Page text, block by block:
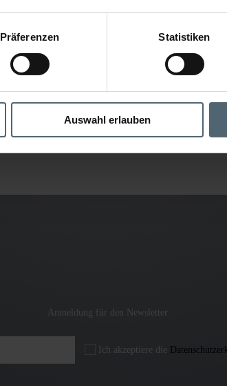
Präferenzen Statistiken
Auswahl erlauben
Anmeldung für den Newsletter
Ich akzeptiere die